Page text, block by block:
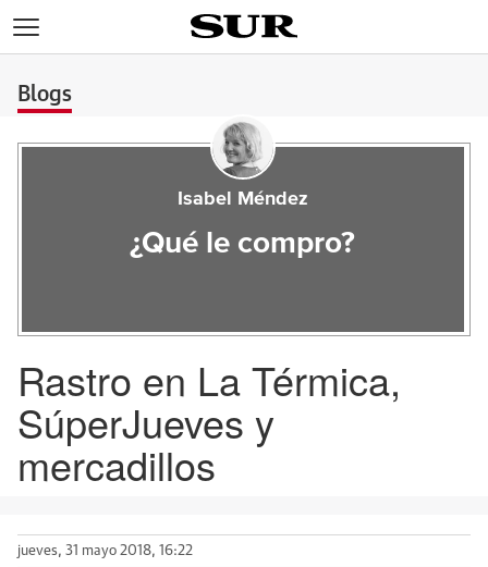
Blogs
Isabel Méndez
¿Qué le compro?
Rastro en La Térmica,
SúperJueves y
mercadillos
jueves, 31 mayo 2018, 16:22